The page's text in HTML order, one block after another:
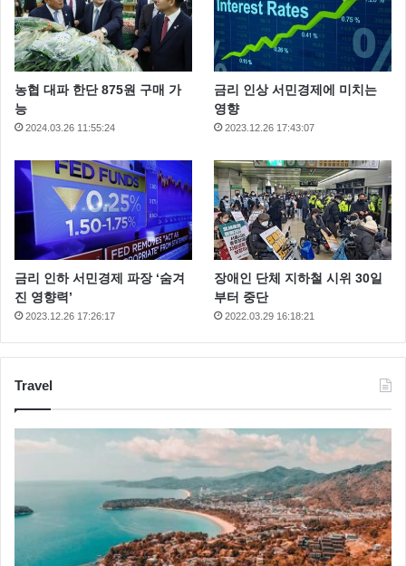
농협 대파 한단 875원 구매 가
능
2024.03.26 11:55:24
금리 인상 서민경제에 미치는
영향
2023.12.26 17:43:07
금리 인하 서민경제 파장 ‘숨겨
진 영향력’
2023.12.26 17:26:17
장애인 단체 지하철 시위 30일
부터 중단
2022.03.29 16:18:21
Travel